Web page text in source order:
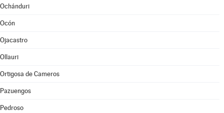
Ochánduri
Ocón
Ojacastro
Ollauri
Ortigosa de Cameros
Pazuengos
Pedroso